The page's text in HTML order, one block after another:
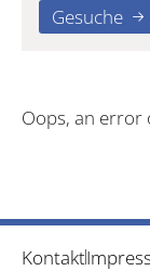
Gesuche
Oops, an
Kontakt